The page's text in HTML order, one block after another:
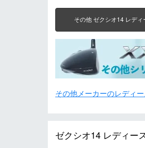
その他 ゼクシオ14 レデ
その他メーカーのレディ
ゼクシオ14 レディー